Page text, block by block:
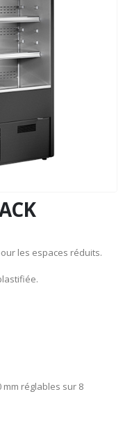
les espaces réduits.
réglables sur 8